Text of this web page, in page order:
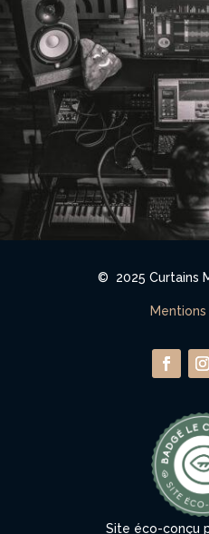
© 2025 Curtains
Site éco-conçu